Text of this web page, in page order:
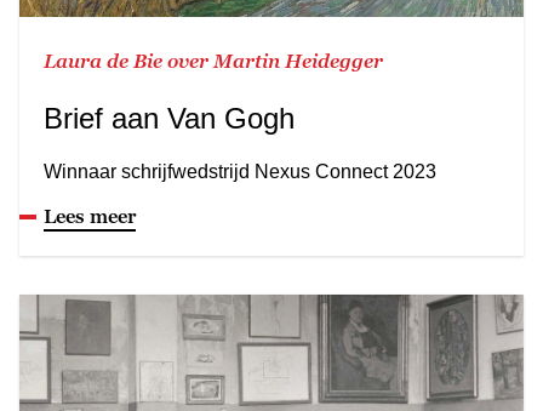
Laura de Bie over Martin Heidegger
Brief aan Van Gogh
Winnaar schrijfwedstrijd Nexus Connect 2023
Lees meer